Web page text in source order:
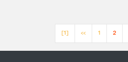
[1] << 1 2